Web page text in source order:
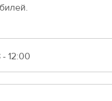
12:00